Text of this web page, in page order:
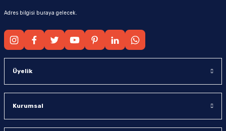
Adres bilgisi buraya gelecek.
Üyelik
Kurumsal